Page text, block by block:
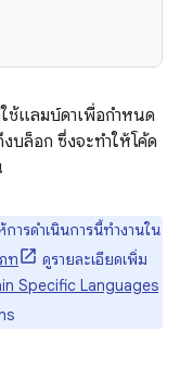
ช้แลมบ์ดาเพื่อกำหนด
บล็อก ซึ่งจะทำให้โค้ด
ารดำเนินการนี้ทำงานใน
ท
ดูรายละเอียดเพิ่ม
Specific Languages